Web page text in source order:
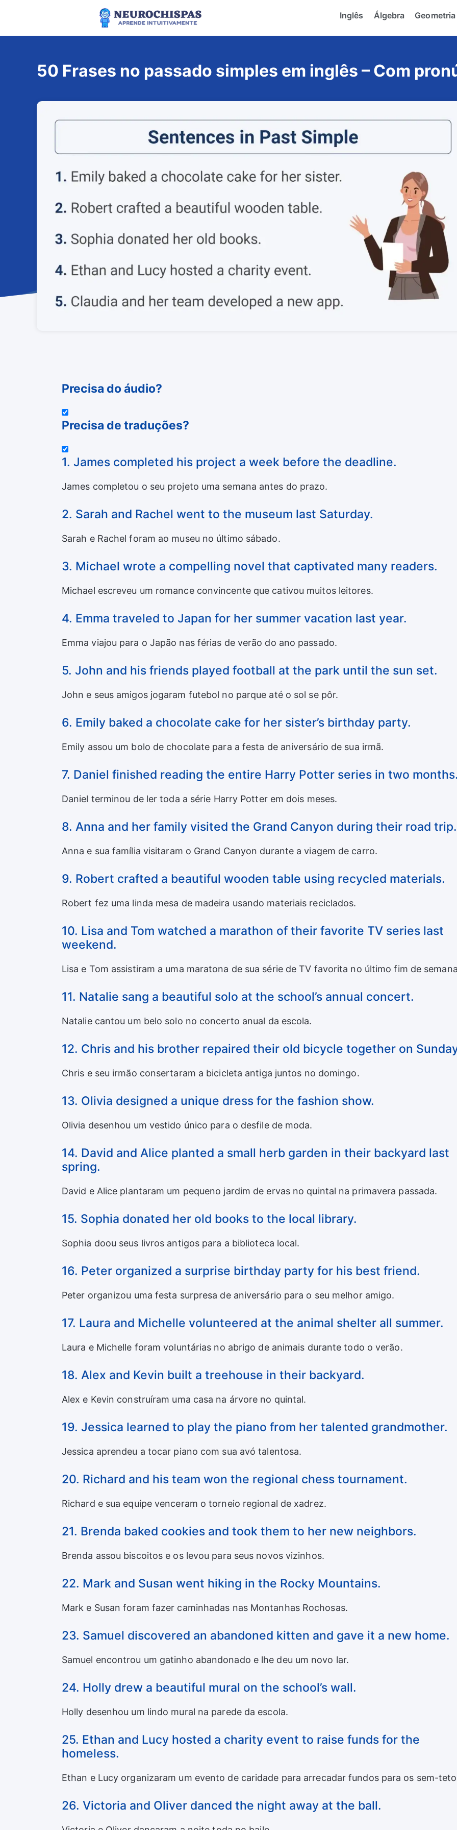
Inglês Álgebra Geometria
50 Frases no passado simples em inglês – Com
Precisa do áudio?
Precisa de traduções?
1. James completed his project a week before the deadline.
James completou o seu projeto uma semana antes do prazo.
2. Sarah and Rachel went to the museum last Saturday.
Sarah e Rachel foram ao museu no último sábado.
3. Michael wrote a compelling novel that captivated many readers.
Michael escreveu um romance convincente que cativou muitos leitores.
4. Emma traveled to Japan for her summer vacation last year.
Emma viajou para o Japão nas férias de verão do ano passado.
5. John and his friends played football at the park until the sun set.
John e seus amigos jogaram futebol no parque até o sol se pôr.
6. Emily baked a chocolate cake for her sister’s birthday party.
Emily assou um bolo de chocolate para a festa de aniversário de sua irmã.
7. Daniel finished reading the entire Harry Potter series in two
Daniel terminou de ler toda a série Harry Potter em dois meses.
8. Anna and her family visited the Grand Canyon during their road trip.
Anna e sua família visitaram o Grand Canyon durante a viagem de carro.
9. Robert crafted a beautiful wooden table using recycled materials.
Robert fez uma linda mesa de madeira usando materiais reciclados.
10. Lisa and Tom watched a marathon of their favorite TV series last
weekend.
Lisa e Tom assistiram a uma maratona de sua série de TV favorita no último fim de
11. Natalie sang a beautiful solo at the school’s annual concert.
Natalie cantou um belo solo no concerto anual da escola.
12. Chris and his brother repaired their old bicycle together on
Chris e seu irmão consertaram a bicicleta antiga juntos no domingo.
13. Olivia designed a unique dress for the fashion show.
Olivia desenhou um vestido único para o desfile de moda.
14. David and Alice planted a small herb garden in their backyard last
spring.
David e Alice plantaram um pequeno jardim de ervas no quintal na primavera passada.
15. Sophia donated her old books to the local library.
Sophia doou seus livros antigos para a biblioteca local.
16. Peter organized a surprise birthday party for his best friend.
Peter organizou uma festa surpresa de aniversário para o seu melhor amigo.
17. Laura and Michelle volunteered at the animal shelter all summer.
Laura e Michelle foram voluntárias no abrigo de animais durante todo o verão.
18. Alex and Kevin built a treehouse in their backyard.
Alex e Kevin construíram uma casa na árvore no quintal.
19. Jessica learned to play the piano from her talented grandmother.
Jessica aprendeu a tocar piano com sua avó talentosa.
20. Richard and his team won the regional chess tournament.
Richard e sua equipe venceram o torneio regional de xadrez.
21. Brenda baked cookies and took them to her new neighbors.
Brenda assou biscoitos e os levou para seus novos vizinhos.
22. Mark and Susan went hiking in the Rocky Mountains.
Mark e Susan foram fazer caminhadas nas Montanhas Rochosas.
23. Samuel discovered an abandoned kitten and gave it a new home.
Samuel encontrou um gatinho abandonado e lhe deu um novo lar.
24. Holly drew a beautiful mural on the school’s wall.
Holly desenhou um lindo mural na parede da escola.
25. Ethan and Lucy hosted a charity event to raise funds for the
homeless.
Ethan e Lucy organizaram um evento de caridade para arrecadar fundos para os sem-
26. Victoria and Oliver danced the night away at the ball.